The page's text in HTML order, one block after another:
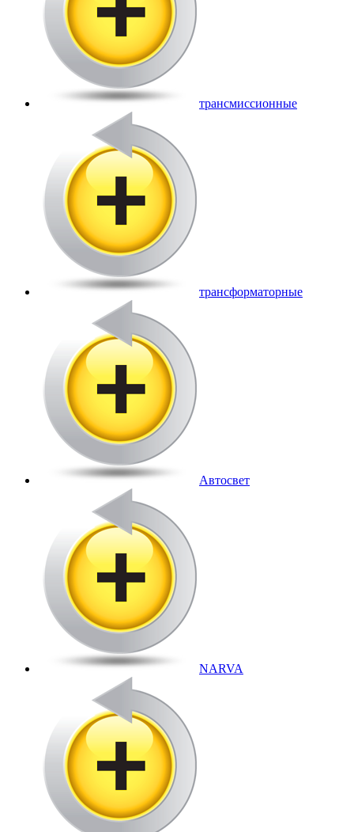
трансмиссионные
трансформаторные
Автосвет
NARVA